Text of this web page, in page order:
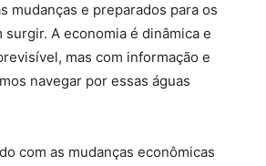
mudanças e preparados para os
A economia é dinâmica e
mas com informação e
navegar por essas águas
com as mudanças econômicas